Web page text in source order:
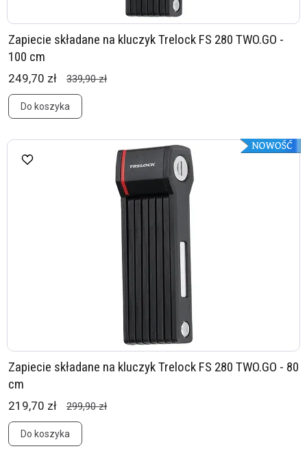
Zapiecie składane na kluczyk Trelock FS 280 TWO.GO -
100 cm
249,70 zł 339,90 zł
Do koszyka
Zapiecie składane na kluczyk Trelock FS 280 TWO.GO - 80
cm
219,70 zł 299,90 zł
Do koszyka